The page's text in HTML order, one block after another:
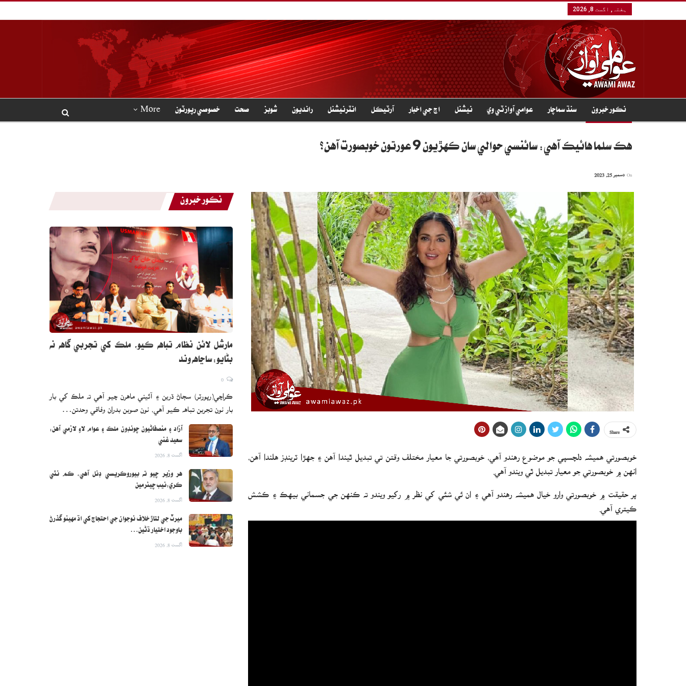
ہفتہ, اگست 8, 2026
نڪور خبرون سنڌ سماچار عوامي آواز ٽي وي نيشنل اڄ جي اخبار آرٽيڪل انٽرنيشنل رانديون شوبز صحت خصوصي رپورٽون More
هڪ سلما هائيڪ آهي: سائنسي حوالي سان ڪهڙيون 9 عورتون خوبصورت آهن؟
خوبصورتي هميشه دلچسپي جو موضوع رهندو آهي، خوبصورتي جا معيار مختلف وقتن تي تبديل ٿيندا آهن ۽ جهڙا ٽرينڊز هلندا آهن،
انهن ۾ خوبصورتي جو معيار تبديل ٿي ويندو آهي.
پر حقيقت ۾ خوبصورتي وارو خيال هميشه رهندو آهي ۽ ان ئي شئي کي نظر ۾ رکيو ويندو ته ڪنهن جي جسماني بيهڪ ۽ ڪشش
ڪيتري آهي.
نڪور خبرون
مارشل لائن نظام تباهه ڪيو، ملڪ کي تجربي گاهه نه
بڻايو: ساڃاهه وند
ڪراچي(رپورٽر) سڄاڻ ڌرين ۽ آئيني ماهرن چيو آهي ته ملڪ کي بار
بار نون تجربن تباهه ڪيو آهي، نون صوبن بدران وفاقي وحدتن…
آزاد ۽ منصفاڻيون چونڊون ملڪ ۽ عوام لاءِ لازمي آهن:
سعيد غني
اگست 8, 2026
هر وزير چيو ته بيوروڪريسي ڊنل آهي، ڪم نٿي
ڪري:نيب چيئرمين
اگست 8, 2026
ميرٽ جي لتاڙ خلاف نوجوان جي احتجاج کي اڌ مهينو گذرڻ
باوجود اختيار ڌڻين…
اگست 8, 2026